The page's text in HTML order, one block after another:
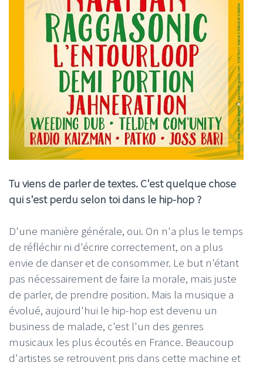
Tu viens de parler de textes. C'est quelque chose
qui s'est perdu selon toi dans le hip-hop ?
D'une manière générale, oui. On n'a plus le temps
de réfléchir ni d'écrire correctement, on a plus
envie de danser et de consommer. Le but n'étant
pas nécessairement de faire la morale, mais juste
de parler, de prendre position. Mais la musique a
évolué, aujourd'hui le hip-hop est devenu un
business de malade, c'est l'un des genres
musicaux les plus écoutés en France. Beaucoup
d'artistes se retrouvent pris dans cette machine et